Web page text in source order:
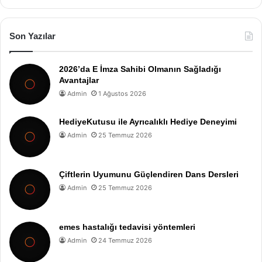
Son Yazılar
2026’da E İmza Sahibi Olmanın Sağladığı
Avantajlar
Admin 1 Ağustos 2026
HediyeKutusu ile Ayrıcalıklı Hediye Deneyimi
Admin 25 Temmuz 2026
Çiftlerin Uyumunu Güçlendiren Dans Dersleri
Admin 25 Temmuz 2026
emes hastalığı tedavisi yöntemleri
Admin 24 Temmuz 2026